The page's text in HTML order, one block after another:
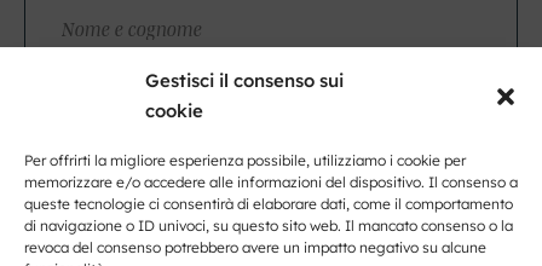
Gestisci il consenso sui
cookie
Per offrirti la migliore esperienza possibile, utilizziamo i cookie per
memorizzare e/o accedere alle informazioni del dispositivo. Il consenso a
queste tecnologie ci consentirà di elaborare dati, come il comportamento
di navigazione o ID univoci, su questo sito web. Il mancato consenso o la
revoca del consenso potrebbero avere un impatto negativo su alcune
Posto
E-